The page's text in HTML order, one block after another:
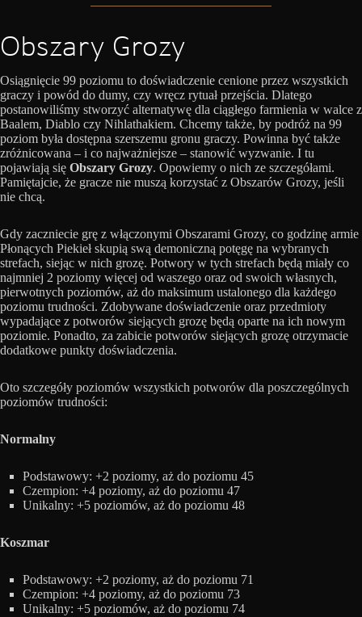
Obszary Grozy
Osiągnięcie 99 poziomu to doświadczenie cenione przez wszystkich
graczy i powód do dumy, czy wręcz rytuał przejścia. Dlatego
postanowiliśmy stworzyć alternatywę dla ciągłego farmienia w walce z
Baalem, Diablo czy Nihlathakiem. Chcemy także, by podróż na 99
poziom była dostępna szerszemu gronu graczy. Powinna być także
zróżnicowana – i co najważniejsze – stanowić wyzwanie. I tu
pojawiają się Obszary Grozy. Opowiemy o nich ze szczegółami.
Pamiętajcie, że gracze nie muszą korzystać z Obszarów Grozy, jeśli
nie chcą.
Gdy zaczniecie grę z włączonymi Obszarami Grozy, co godzinę armie
Płonących Piekieł skupią swą demoniczną potęgę na wybranych
strefach, siejąc w nich grozę. Potwory w tych strefach będą miały co
najmniej 2 poziomy więcej od waszego oraz od swoich własnych,
pierwotnych poziomów, aż do maksimum ustalonego dla każdego
poziomu trudności. Zdobywane doświadczenie oraz przedmioty
wypadające z potworów siejących grozę będą oparte na ich nowym
poziomie. Ponadto, za zabicie potworów siejących grozę otrzymacie
dodatkowe punkty doświadczenia.
Oto szczegóły poziomów wszystkich potworów dla poszczególnych
poziomów trudności:
Normalny
Podstawowy: +2 poziomy, aż do poziomu 45
Czempion: +4 poziomy, aż do poziomu 47
Unikalny: +5 poziomów, aż do poziomu 48
Koszmar
Podstawowy: +2 poziomy, aż do poziomu 71
Czempion: +4 poziomy, aż do poziomu 73
Unikalny: +5 poziomów, aż do poziomu 74